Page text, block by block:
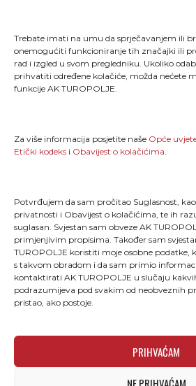
Trebate imati na umu da sprječavanjem ili
onemogućiti funkcioniranje tih značajki ili
rad i izgled u svom pregledniku. Ukoliko
prihvatiti određene kolačiće, možda nećete
funkcije AK TUROPOLJE.
Za više informacija posjetite naše Opće
Etički kodeks i Obavijest o kolačićima.
Potvrđujem da sam pročitao Suglasnost,
privatnosti i Obavijest o kolačićima, te ih
suglasan. Svjestan sam obveze AK
primjenjivim propisima. Također sam
TUROPOLJE koristiti moje osobne podatke,
s takvom obradom i da sam primio
kontaktirati AK TUROPOLJE u slučaju
podrazumijeva pod svakim od neobveznih
pristao, ako postoje.
PRIHVAĆAM
NE PRIHVAĆAM
"Kao što svaki trkač zna, trčanje je
stavljanja jedne noge ispred druge;
i dio onoga što jesmo."
MENU
TLTT
O nama
Turopoljski trail
Kontakt
OPĆI UVJETI
Etički kodeks